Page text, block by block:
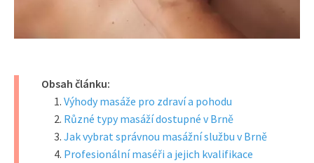
Obsah článku:
Výhody masáže pro zdraví a pohodu
Různé typy masáží dostupné v Brně
Jak vybrat správnou masážní službu v Brně
Profesionální maséři a jejich kvalifikace